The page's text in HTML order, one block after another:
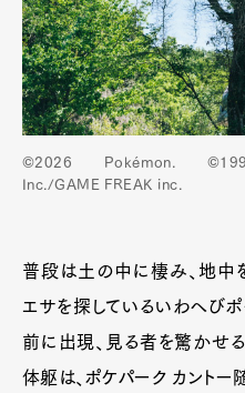
©2026 Pokémon.
Inc./GAME FREAK inc.
普段は土の中に棲み、地中
エサを探しているいわへび
前に出現、見る者を驚かせ
体躯は、ポケパーク カントー